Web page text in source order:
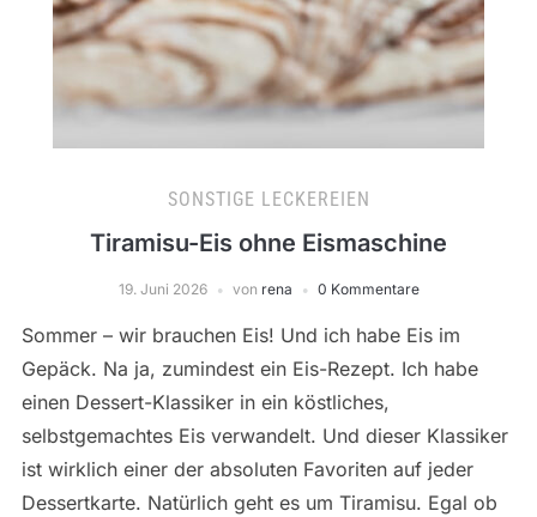
SONSTIGE LECKEREIEN
Tiramisu-Eis ohne Eismaschine
19. Juni 2026 von rena 0 Kommentare
Sommer – wir brauchen Eis! Und ich habe Eis im
Gepäck. Na ja, zumindest ein Eis-Rezept. Ich habe
einen Dessert-Klassiker in ein köstliches,
selbstgemachtes Eis verwandelt. Und dieser Klassiker
ist wirklich einer der absoluten Favoriten auf jeder
Dessertkarte. Natürlich geht es um Tiramisu. Egal ob